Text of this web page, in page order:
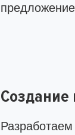
Создание